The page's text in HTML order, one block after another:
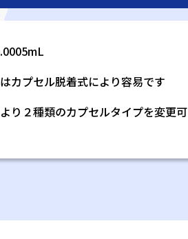
カプセル脱着式により容易です
り２種類のカプセルタイプを変更可